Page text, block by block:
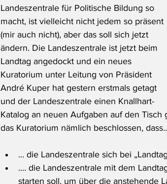
Landeszentrale für Politische Bildung so
macht, ist vielleicht nicht jedem so präsent
(mir auch nicht), aber das soll sich jetzt
ändern. Die Landeszentrale ist jetzt beim
Landtag angedockt und ein neues
Kuratorium unter Leitung von Präsident
André Kuper hat gestern erstmals getagt
und der Landeszentrale einen Knallhart-
Katalog an neuen Aufgaben auf den
das Kuratorium nämlich beschlossen,
... die Landeszentrale sich bei
.... die Landeszentrale mit dem
starten soll, um über die anstehende